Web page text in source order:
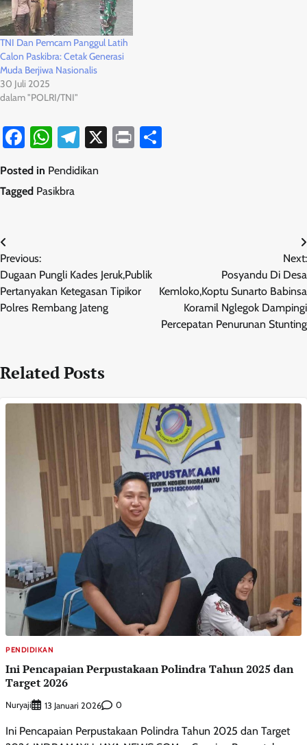
TNI Dan Pemcam Panggul Latih
Calon Paskibra: Cetak Generasi
Muda Berjiwa Nasionalis
30 Juli 2025
dalam "POLRI/TNI"
Facebook
WhatsApp
Telegram
X Print
Posted in Pendidikan
Tagged Pasikbra
Navigasi
pos
Previous:
Dugaan Pungli Kades Jeruk,Publik
Pertanyakan Ketegasan Tipikor
Polres Rembang Jateng
Next:
Posyandu Di Desa
Kemloko,Koptu Sunarto Babinsa
Koramil Nglegok Dampingi
Percepatan Penurunan Stunting
Related Posts
PENDIDIKAN
Ini Pencapaian Perpustakaan Polindra Tahun 2025 dan
Target 2026
Nuryaji 13 Januari 2026 0
Ini Pencapaian Perpustakaan Polindra Tahun 2025 dan Target